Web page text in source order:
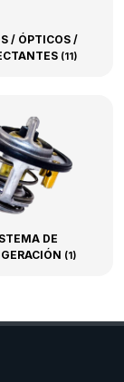
/ ÓPTICOS /
(11)
DE
(1)